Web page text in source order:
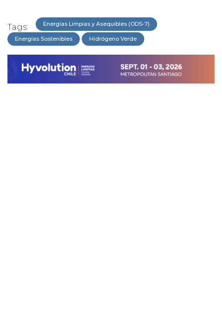
Tags: Energías Limpias y Asequibles (ODS-7)
Energías Sostenibles Hidrógeno Verde